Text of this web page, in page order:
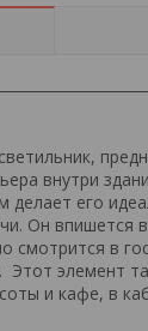
внутри
делает его
Он впишется
смотрится в
Этот элемент
и кафе, в